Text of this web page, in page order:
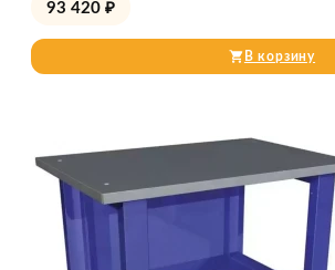
93 420 ₽
В корзину